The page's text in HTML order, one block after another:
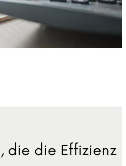
die die Effizienz